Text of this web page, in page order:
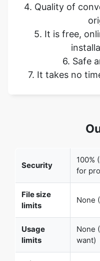
6. Safe
7. It takes no
for
limits
None
limits
want)
User
None